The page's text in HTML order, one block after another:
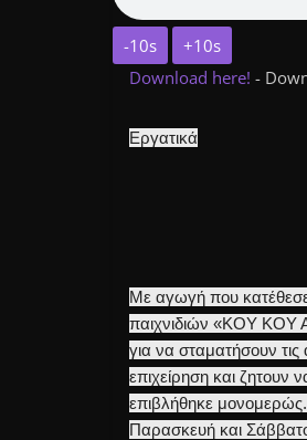
-10s
+10s
Download here! -
Εργατικά
Με αγωγή που
παιχνιδιών «ΚΟΥ ΚΟΥ
για να σταματήσουν τις
επιχείρηση και ζητουν
επιβλήθηκε
Παρασκευή και